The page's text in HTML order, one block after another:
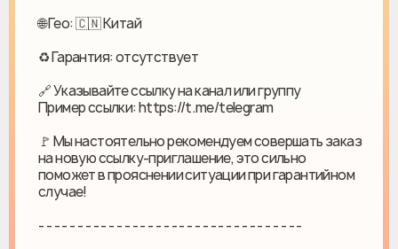
🌐 Гео: 🇨🇳 Китай
♻ Гарантия: отсутствует
🔗 Указывайте ссылку на канал или группу
Пример ссылки: https://t.me/telegram
🚩 Мы настоятельно рекомендуем совершать заказ
на новую ссылку-приглашение, это сильно
поможет в прояснении ситуации при гарантийном
случае!
- - - - - - - - - - - - - - - - - - - - - - - - - - - - - - - - - -